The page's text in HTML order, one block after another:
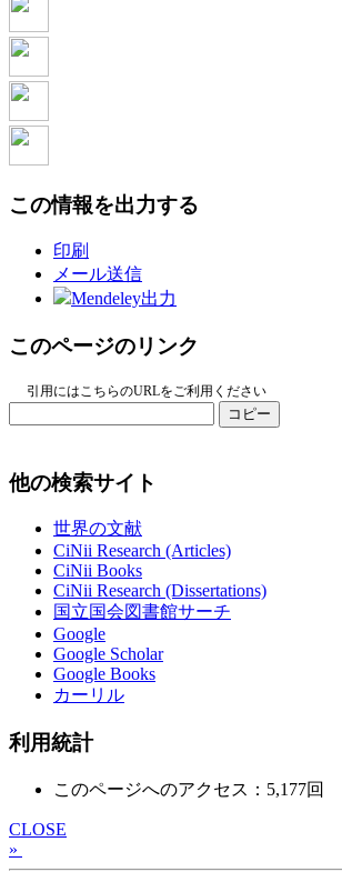
この情報を出力する
印刷
メール送信
Mendeley出力
このページのリンク
引用にはこちらのURLをご利用ください
コピー
他の検索サイト
世界の文献
CiNii Research (Articles)
CiNii Books
CiNii Research (Dissertations)
国立国会図書館サーチ
Google
Google Scholar
Google Books
カーリル
利用統計
このページへのアクセス：5,177回
CLOSE
»